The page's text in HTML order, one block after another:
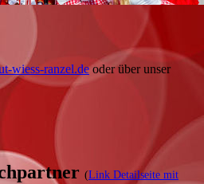
wiess-ranzel.deoder über unser
(Link Detailseite mit